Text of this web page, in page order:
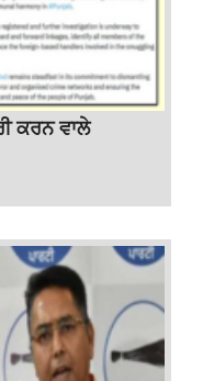
ਕਰਨ ਵਾਲੇ